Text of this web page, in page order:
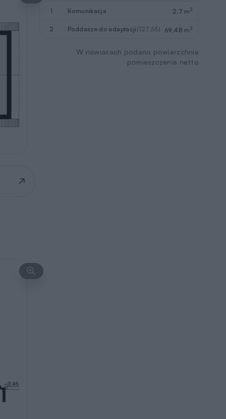
1 komunikacja 2,7 m2
2 poddasze do adaptacji (127,55) 69,48 m2
W nawiasach podano powierzchnie
pomieszczenia netto